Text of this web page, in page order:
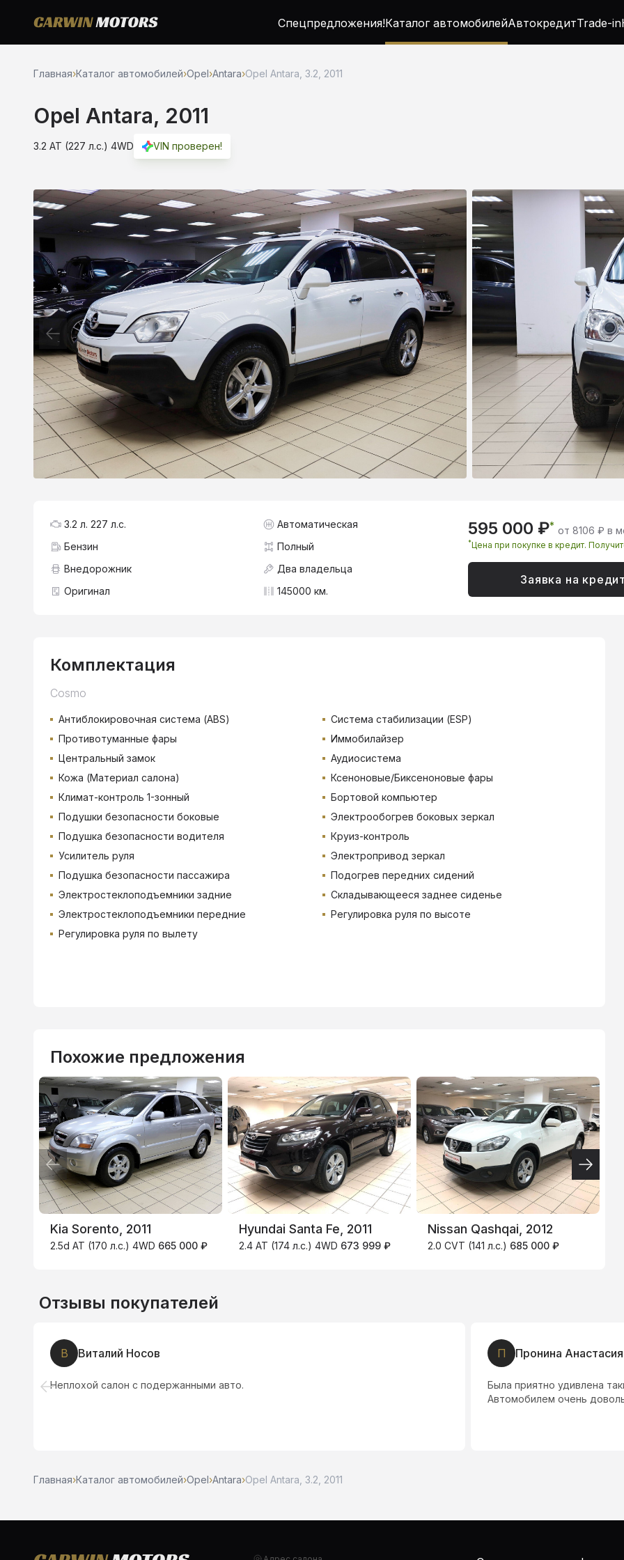
Спецпредложения!Каталог автомобилейАвтокредитTrade-in
Главная›Каталог автомобилей›Opel›Antara›Opel Antara, 3.2, 2011
Opel Antara, 2011
3.2 AT (227 л.с.) 4WD VIN проверен!
595 000 ₽* от 8106 ₽ в
*Цена при покупке в кредит.
Заявка на кредит
3.2 л. 227 л.с.
Автоматическая
Бензин
Полный
Внедорожник
Два владельца
Оригинал
145000 км.
Комплектация
Cosmo
Антиблокировочная система (ABS)
Система стабилизации (ESP)
Противотуманные фары
Иммобилайзер
Центральный замок
Аудиосистема
Кожа (Материал салона)
Ксеноновые/Биксеноновые фары
Климат-контроль 1-зонный
Бортовой компьютер
Подушки безопасности боковые
Электрообогрев боковых зеркал
Подушка безопасности водителя
Круиз-контроль
Усилитель руля
Электропривод зеркал
Подушка безопасности пассажира
Подогрев передних сидений
Электростеклоподъемники задние
Складывающееся заднее сиденье
Электростеклоподъемники передние
Регулировка руля по высоте
Регулировка руля по вылету
Похожие предложения
Kia Sorento, 2011
2.5d AT (170 л.с.) 4WD 665 000 ₽
Hyundai Santa Fe, 2011
2.4 AT (174 л.с.) 4WD 673 999 ₽
Nissan Qashqai, 2012
2.0 CVT (141 л.с.) 685 000 ₽
ВТБ
3.9%
ТИНЬКОФФ
4.9%
Отзывы покупателей
В Виталий Носов
Неплохой салон с подержанными авто.
П Пронина Анастасия
Была приятно удивлена
Автомобилем очень
Главная›Каталог автомобилей›Opel›Antara›Opel Antara, 3.2, 2011